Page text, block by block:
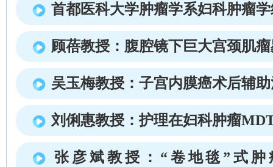
首都医科大学肿瘤学系妇科肿瘤
顾蓓教授：腹腔镜下巨大宫颈肌
吴玉梅教授：子宫内膜癌术后辅
刘俐惠教授：护理在妇科肿瘤
张彦斌教授：“卷地毯”式肿